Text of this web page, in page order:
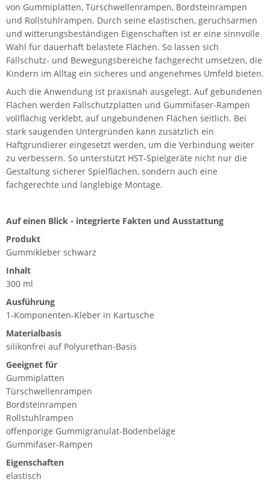
von Gummiplatten, Türschwellenrampen, Bordsteinrampen
und Rollstuhlrampen. Durch seine elastischen, geruchsarmen
und witterungsbeständigen Eigenschaften ist er eine sinnvolle
Wahl für dauerhaft belastete Flächen. So lassen sich
Fallschutz- und Bewegungsbereiche fachgerecht umsetzen, die
Kindern im Alltag ein sicheres und angenehmes Umfeld bieten.
Auch die Anwendung ist praxisnah ausgelegt. Auf gebundenen
Flächen werden Fallschutzplatten und Gummifaser-Rampen
vollflächig verklebt, auf ungebundenen Flächen seitlich. Bei
stark saugenden Untergründen kann zusätzlich ein
Haftgrundierer eingesetzt werden, um die Verbindung weiter
zu verbessern. So unterstützt HST-Spielgeräte nicht nur die
Gestaltung sicherer Spielflächen, sondern auch eine
fachgerechte und langlebige Montage.
Auf einen Blick - integrierte Fakten und Ausstattung
Produkt
Gummikleber schwarz
Inhalt
300 ml
Ausführung
1-Komponenten-Kleber in Kartusche
Materialbasis
silikonfrei auf Polyurethan-Basis
Geeignet für
Gummiplatten
Türschwellenrampen
Bordsteinrampen
Rollstuhlrampen
offenporige Gummigranulat-Bodenbeläge
Gummifaser-Rampen
Eigenschaften
elastisch